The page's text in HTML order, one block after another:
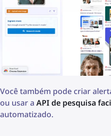
Você também pode criar
ou usar a API de pesquisa
automatizado.